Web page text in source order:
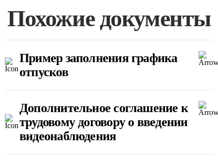
Похожие документы
Пример заполнения графика
отпусков
Дополнительное соглашение к
трудовому договору о введении
видеонаблюдения